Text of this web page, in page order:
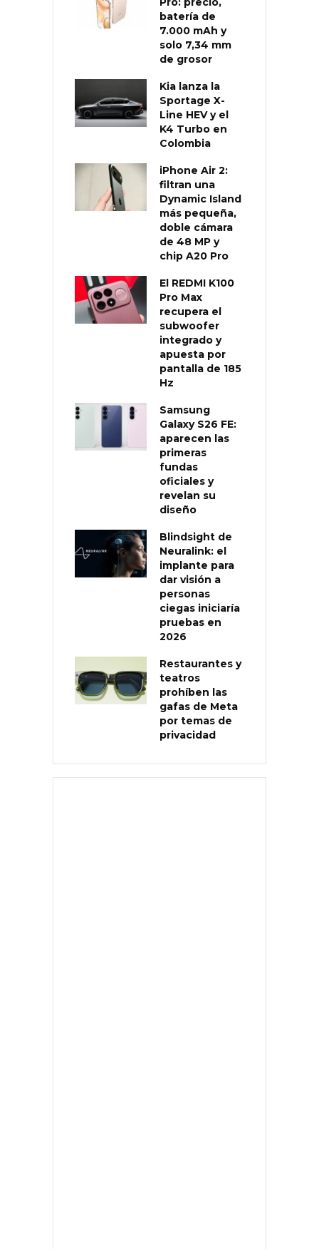
batería de
7.000 mAh y
solo 7,34 mm
de grosor
Kia lanza la
Sportage X-
Line HEV y el
K4 Turbo en
Colombia
iPhone Air 2:
filtran una
Dynamic Island
más pequeña,
doble cámara
de 48 MP y
chip A20 Pro
El REDMI K100
Pro Max
recupera el
subwoofer
integrado y
apuesta por
pantalla de 185
Hz
Samsung
Galaxy S26 FE:
aparecen las
primeras
fundas
oficiales y
revelan su
diseño
Blindsight de
Neuralink: el
implante para
dar visión a
personas
ciegas iniciaría
pruebas en
2026
Restaurantes y
teatros
prohíben las
gafas de Meta
por temas de
privacidad